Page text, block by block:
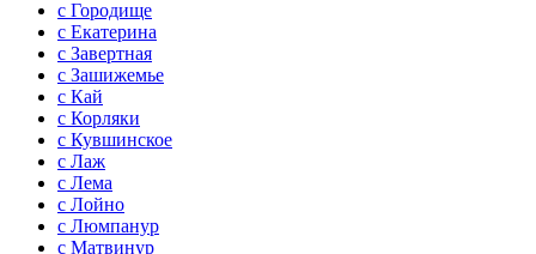
с Городище
с Екатерина
с Завертная
с Зашижемье
с Кай
с Корляки
с Кувшинское
с Лаж
с Лема
с Лойно
с Люмпанур
с Матвинур